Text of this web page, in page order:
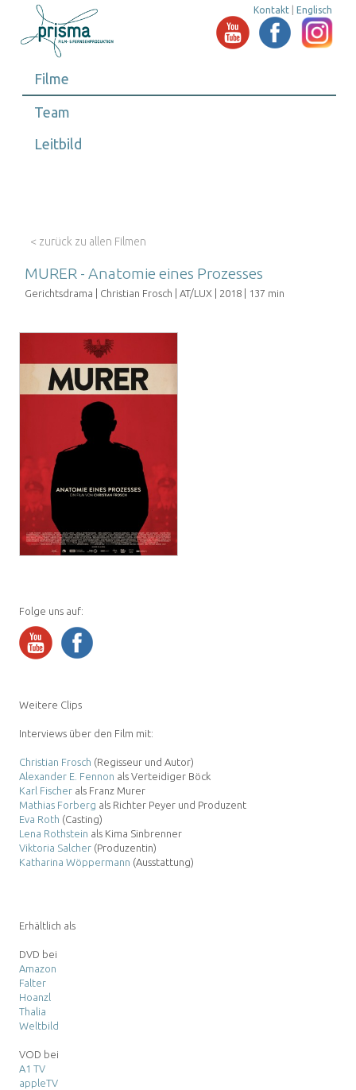
Filme
Team
Leitbild
Kontakt Englisch
< zurück zu allen Filmen
MURER - Anatomie eines Prozesses
Gerichtsdrama | Christian Frosch | AT/LUX | 2018 | 137 min
Folge uns auf:
Weitere Clips
Interviews über den Film mit:
Christian Frosch (Regisseur und Autor)
Alexander E. Fennon als Verteidiger Böck
Karl Fischer als Franz Murer
Mathias Forberg als Richter Peyer und Produzent
Eva Roth (Casting)
Lena Rothstein als Kima Sinbrenner
Viktoria Salcher (Produzentin)
Katharina Wöppermann (Ausstattung)
Erhältlich als
DVD bei
Amazon
Falter
Hoanzl
Thalia
Weltbild
VOD bei
A1 TV
appleTV